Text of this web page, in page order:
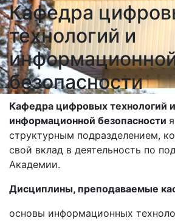
Кафедра
технологий и
безопасности
Кафедра цифровых технологий и
информационной безопасности
структурным подразделением,
свой вклад в деятельность по
Академии.
Дисциплины, преподаваемые
основы информационных